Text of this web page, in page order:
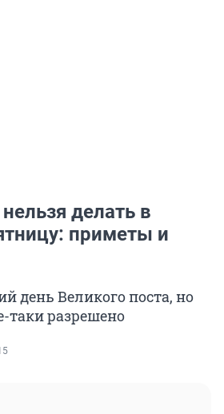
делать в
приметы и
день Великого поста, но
таки разрешено